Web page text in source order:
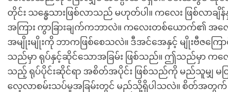
တိုင်း သန္ဓေသားဖြစ်လာသည် မဟုတ်ပါ။ ကလေး ဖြစ်လာချိန်
အကြား ကွာခြားချက်ကဘာလဲ။ ကလေးတစ်ယောက်၏
အမျိုးမျိုးကို ဘာကဖြစ်စေသလဲ။ ဒီအင်အေနှင့် မျိုးဗီဇကြော
သည်မှာ ရုပ်နှင့်ဆိုင်သောအခြမ်း ဖြစ်သည်။ ဤသည်မှာ က
သည့် ရုပ်ပိုင်းဆိုင်ရာ အစိတ်အပိုင်း ဖြစ်သည်ကို မည်သူမျှ မင
လေ့လာစမ်းသပ်မှုအခြမ်းတွင် မည်သို့ရှိပါသလဲ။ စိတ်အတွက်